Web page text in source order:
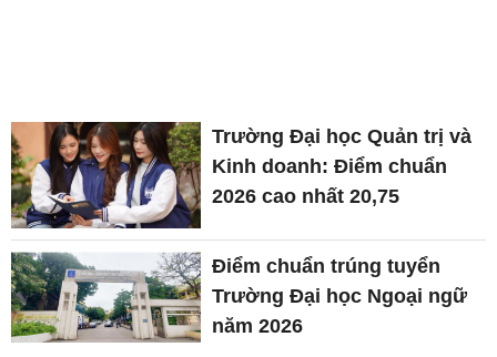
Trường Đại học Quản trị và
Kinh doanh: Điểm chuẩn
2026 cao nhất 20,75
Điểm chuẩn trúng tuyển
Trường Đại học Ngoại ngữ
năm 2026